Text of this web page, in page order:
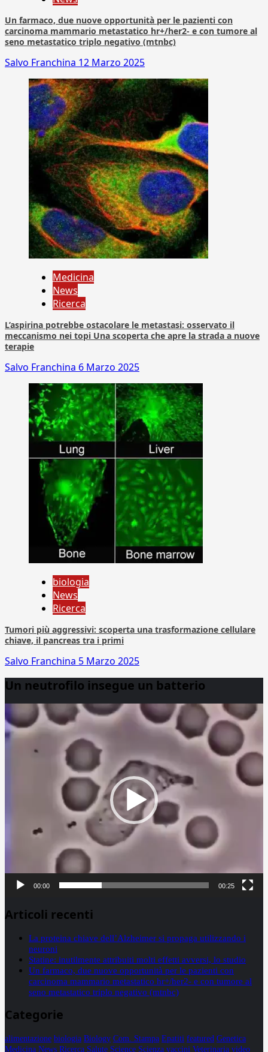
Un farmaco, due nuove opportunità per le pazienti con
carcinoma mammario metastatico hr+/her2- e con tumore al
seno metastatico triplo negativo (mtnbc)
Salvo Franchina 12 Marzo 2025
Medicina
News
Ricerca
L’aspirina potrebbe ostacolare le metastasi: osservato il
meccanismo nei topi Una scoperta che apre la strada a nuove
terapie
Salvo Franchina 6 Marzo 2025
biologia
News
Ricerca
Tumori più aggressivi: scoperta una trasformazione cellulare
chiave, il pancreas tra i primi
Salvo Franchina 5 Marzo 2025
Un neutrofilo insegue un batterio
Player
00:00 00:25
Articoli recenti
La proteina chiave dell’Alzheimer si propaga utilizzando i
neuroni
Statine: inutilmente attribuiti molti effetti avversi, lo studio
Un farmaco, due nuove opportunità per le pazienti con
carcinoma mammario metastatico hr+/her2- e con tumore al
seno metastatico triplo negativo (mtnbc)
Categorie
alimentazione biologia Biology Com. Stampa Epatiti featured Genetica
Medicina News Ricerca Salute Science Scienza vaccini Veterinaria video